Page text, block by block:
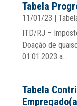
Tabela
11/01/23 |
ITD/RJ –
Doação de
01.01.2023 a...
Tabela